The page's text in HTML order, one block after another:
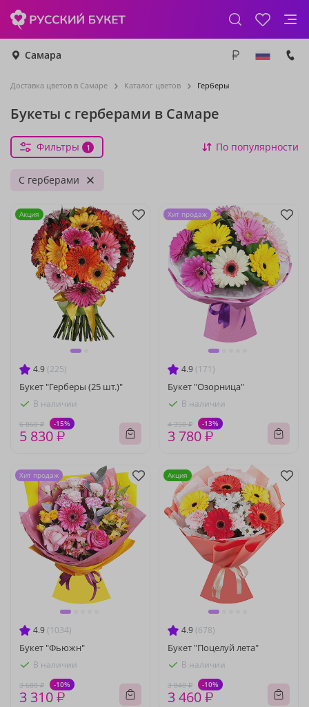
Самара
Доставка цветов в Самаре Каталог цветов Герберы
Букеты с герберами в Самаре
Фильтры 1 По популярности
С герберами
4.9 (225)
Букет "Герберы (25 шт.)"
В наличии
6 860 ₽ -15%
5 830 ₽
Акция
4.9 (171)
Букет "Озорница"
В наличии
4 350 ₽ -13%
3 780 ₽
Хит продаж
4.9 (1034)
Букет "Фьюжн"
В наличии
3 680 ₽ -10%
3 310 ₽
Хит продаж
4.9 (678)
Букет "Поцелуй лета"
В наличии
3 840 ₽ -10%
3 460 ₽
Акция